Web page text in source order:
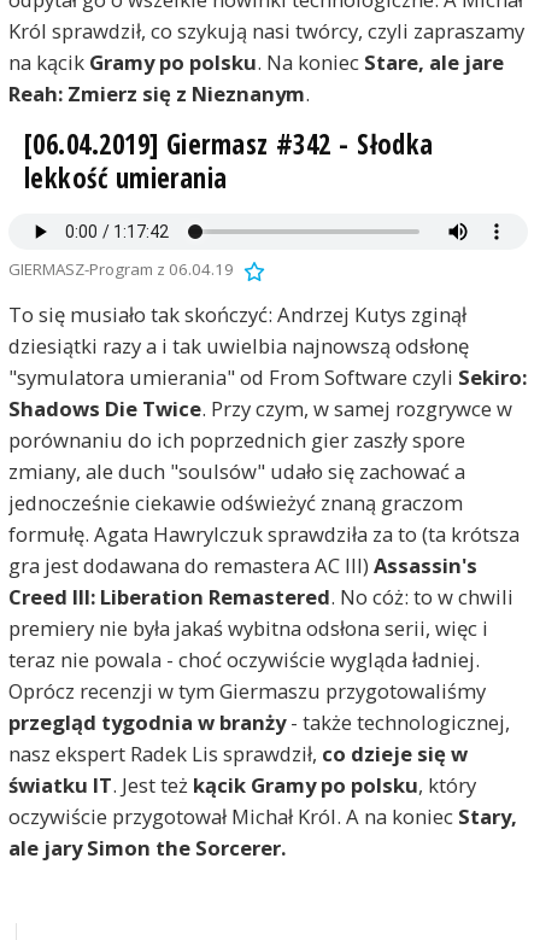
Król sprawdził, co szykują nasi twórcy, czyli zapraszamy
na kącik Gramy po polsku. Na koniec Stare, ale jare
Reah: Zmierz się z Nieznanym.
[06.04.2019] Giermasz #342 - Słodka
lekkość umierania
GIERMASZ-Program z 06.04.19
To się musiało tak skończyć: Andrzej Kutys zginął
dziesiątki razy a i tak uwielbia najnowszą odsłonę
"symulatora umierania" od From Software czyli Sekiro:
Shadows Die Twice. Przy czym, w samej rozgrywce w
porównaniu do ich poprzednich gier zaszły spore
zmiany, ale duch "soulsów" udało się zachować a
jednocześnie ciekawie odświeżyć znaną graczom
formułę. Agata Hawrylczuk sprawdziła za to (ta krótsza
gra jest dodawana do remastera AC III) Assassin's
Creed III: Liberation Remastered. No cóż: to w chwili
premiery nie była jakaś wybitna odsłona serii, więc i
teraz nie powala - choć oczywiście wygląda ładniej.
Oprócz recenzji w tym Giermaszu przygotowaliśmy
przegląd tygodnia w branży- także technologicznej,
nasz ekspert Radek Lis sprawdził, co dzieje się w
światku IT. Jest też kącik Gramy po polsku, który
oczywiście przygotował Michał Król. A na koniec Stary,
ale jary Simon the Sorcerer.